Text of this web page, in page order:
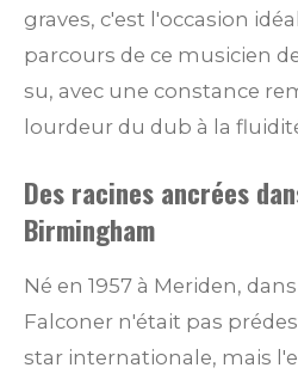
graves, c'est l'occasion
parcours de ce musicien
su, avec une constance
lourdeur du dub à la
Des racines ancrées
Birmingham
Né en 1957 à Meriden,
Falconer n'était pas
star internationale, mais